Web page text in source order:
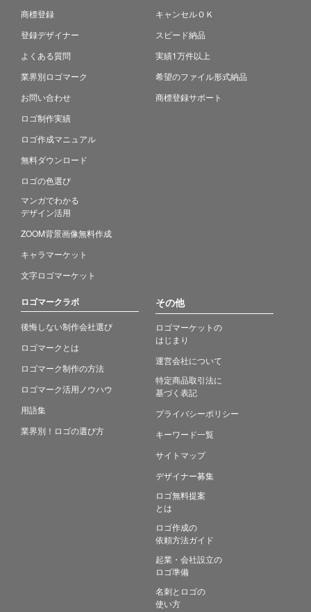
商標登録
登録デザイナー
よくある質問
業界別ロゴマーク
お問い合わせ
ロゴ制作実績
ロゴ作成マニュアル
無料ダウンロード
ロゴの色選び
マンガでわかる
デザイン活用
ZOOM背景画像無料作成
キャラマーケット
文字ロゴマーケット
キャンセルＯＫ
スピード納品
実績1万件以上
希望のファイル形式納品
商標登録サポート
ロゴマークラボ
後悔しない制作会社選び
ロゴマークとは
ロゴマーク制作の方法
ロゴマーク活用ノウハウ
用語集
業界別！ロゴの選び方
その他
ロゴマーケットの
はじまり
運営会社について
特定商品取引法に
基づく表記
プライバシーポリシー
キーワード一覧
サイトマップ
デザイナー募集
ロゴ無料提案
とは
ロゴ作成の
依頼方法ガイド
起業・会社設立の
ロゴ準備
名刺とロゴの
使い方